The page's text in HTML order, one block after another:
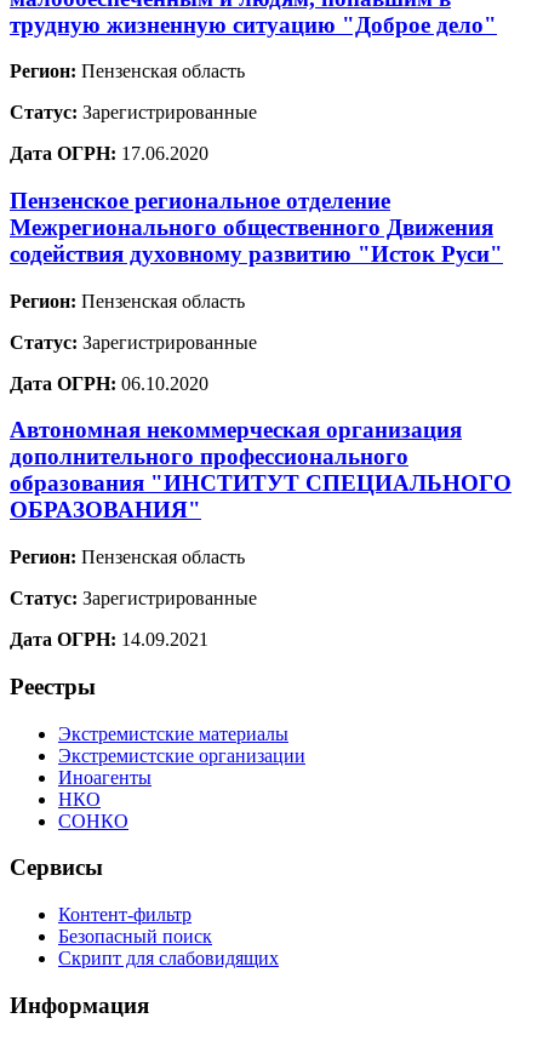
трудную жизненную ситуацию "Доброе дело"
Регион: Пензенская область
Статус: Зарегистрированные
Дата ОГРН: 17.06.2020
Пензенское региональное отделение
Межрегионального общественного Движения
содействия духовному развитию "Исток Руси"
Регион: Пензенская область
Статус: Зарегистрированные
Дата ОГРН: 06.10.2020
Автономная некоммерческая организация
дополнительного профессионального
образования "ИНСТИТУТ СПЕЦИАЛЬНОГО
ОБРАЗОВАНИЯ"
Регион: Пензенская область
Статус: Зарегистрированные
Дата ОГРН: 14.09.2021
Реестры
Экстремистские материалы
Экстремистские организации
Иноагенты
НКО
СОНКО
Сервисы
Контент-фильтр
Безопасный поиск
Скрипт для слабовидящих
Информация